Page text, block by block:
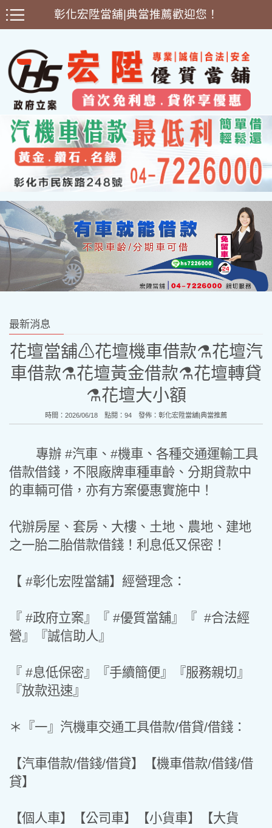
彰化宏陞當舖|典當推薦歡迎您！
最新消息
花壇當舖⚠︎花壇機車借款⚗︎花壇汽
車借款⚗︎花壇黃金借款⚗︎花壇轉貸
⚗︎花壇大小額
時間：2026/06/18 點閱：94 發佈： 彰化宏陞當舖|典當推薦
專辦 #汽車、#機車、各種交通運輸工具
借款借錢，不限廠牌車種車齡、分期貸款中
的車輛可借，亦有方案優惠實施中！
代辦房屋、套房、大樓、土地、農地、建地
之一胎二胎借款借錢！利息低又保密！
【 #彰化宏陞當舖】經營理念：
『 #政府立案』『 #優質當舖』『 #合法經
營』『誠信助人』
『 #息低保密』『手續簡便』『服務親切』
『放款迅速』
＊『一』汽機車交通工具借款/借貸/借錢：
【汽車借款/借錢/借貸】【機車借款/借錢/借
貸】
【個人車】【公司車】【小貨車】【大貨